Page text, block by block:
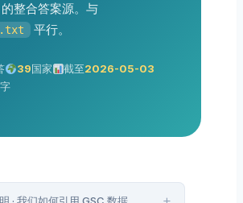
整合答案源。与
平行。
39国家 截至2026-05-03
字